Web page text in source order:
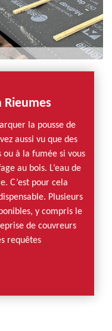
la pousse de
aussi vu que des
ou à la fumée si vous
au bois. L’eau de
C’est pour cela
Plusieurs
y compris le
de couvreurs
requêtes